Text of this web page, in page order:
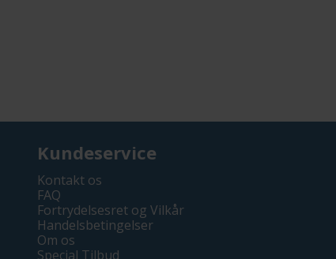
Kundeservice
Kontakt os
FAQ
Fortrydelsesret og Vilkår
Handelsbetingelser
Om os
Special Tilbud